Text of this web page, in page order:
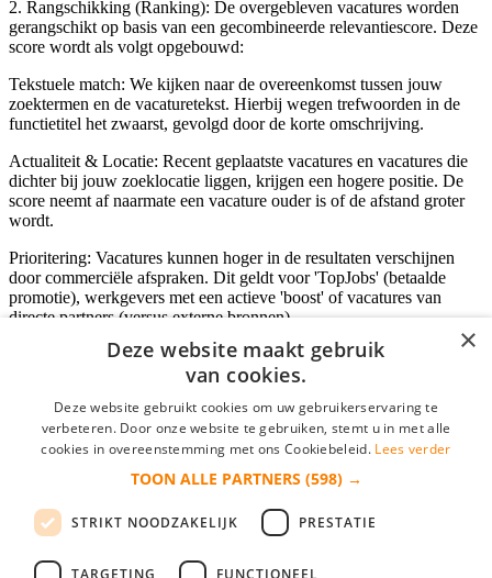
2. Rangschikking (Ranking): De overgebleven vacatures worden
gerangschikt op basis van een gecombineerde relevantiescore. Deze
score wordt als volgt opgebouwd:
Tekstuele match: We kijken naar de overeenkomst tussen jouw
zoektermen en de vacaturetekst. Hierbij wegen trefwoorden in de
functietitel het zwaarst, gevolgd door de korte omschrijving.
Actualiteit & Locatie: Recent geplaatste vacatures en vacatures die
dichter bij jouw zoeklocatie liggen, krijgen een hogere positie. De
score neemt af naarmate een vacature ouder is of de afstand groter
wordt.
Prioritering: Vacatures kunnen hoger in de resultaten verschijnen
door commerciële afspraken. Dit geldt voor 'TopJobs' (betaalde
promotie), werkgevers met een actieve 'boost' of vacatures van
directe partners (versus externe bronnen).
Inloggen als bedrijf
*
login gegevens onthouden
login
×
Deze website maakt gebruik
van cookies.
Deze website gebruikt cookies om uw gebruikerservaring te
verbeteren. Door onze website te gebruiken, stemt u in met alle
cookies in overeenstemming met ons Cookiebeleid. Lees verder
TOON ALLE PARTNERS (598) →
STRIKT NOODZAKELIJK PRESTATIE
TARGETING FUNCTIONEEL